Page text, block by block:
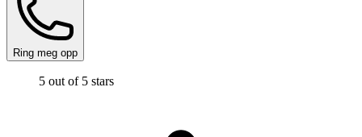
Ring meg opp
5 out of 5 stars